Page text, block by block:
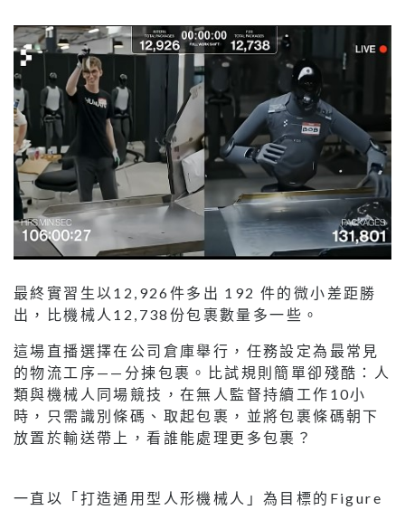
最終實習生以12,926件多出 192 件的微小差距勝
出，比機械人12,738份包裹數量多一些。
這場直播選擇在公司倉庫舉行，任務設定為最常見
的物流工序——分揀包裹。比試規則簡單卻殘酷：人
類與機械人同場競技，在無人監督持續工作10小
時，只需識別條碼、取起包裹，並將包裹條碼朝下
放置於輸送帶上，看誰能處理更多包裹？
一直以「打造通用型人形機械人」為目標的Figure